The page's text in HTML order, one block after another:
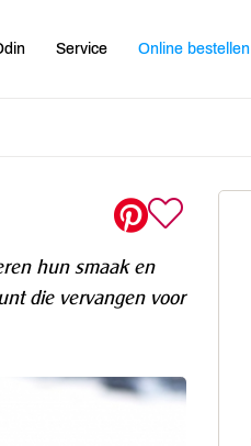
Service Online bestellen
hun smaak en
die vervangen voor